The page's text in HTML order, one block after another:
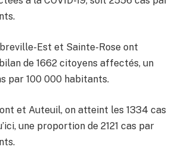
Est et Sainte-Rose ont
de 1662 citoyens affectés, un
par 100 000 habitants.
et Auteuil, on atteint les 1334 cas
une proportion de 2121 cas par